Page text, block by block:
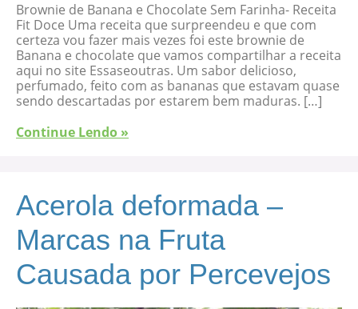
Brownie de Banana e Chocolate Sem Farinha- Receita
Fit Doce Uma receita que surpreendeu e que com
certeza vou fazer mais vezes foi este brownie de
Banana e chocolate que vamos compartilhar a receita
aqui no site Essaseoutras. Um sabor delicioso,
perfumado, feito com as bananas que estavam quase
sendo descartadas por estarem bem maduras. […]
Continue Lendo »
Acerola deformada –
Marcas na Fruta
Causada por Percevejos